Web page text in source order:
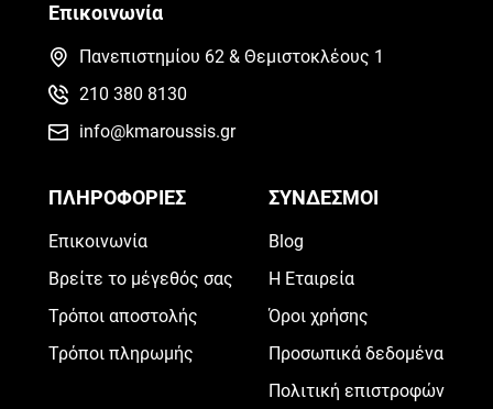
Επικοινωνία
Πανεπιστημίου 62 & Θεμιστοκλέους 1
210 380 8130
info@kmaroussis.gr
ΠΛΗΡΟΦΟΡΙΕΣ
Επικοινωνία
Βρείτε το μέγεθός σας
Τρόποι αποστολής
Τρόποι πληρωμής
ΣΥΝΔΕΣΜΟΙ
Blog
Η Εταιρεία
Όροι χρήσης
Προσωπικά δεδομένα
Πολιτική επιστροφών